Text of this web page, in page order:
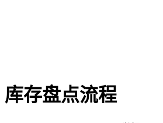
库存盘点流程